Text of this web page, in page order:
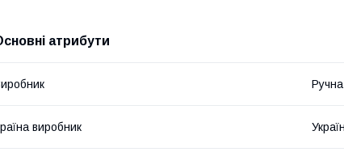
атрибути
виробник